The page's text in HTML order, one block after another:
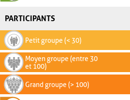
PARTICIPANTS
Petit groupe (< 30)
Moyen groupe (entre 30
et 100)
Grand groupe (> 100)